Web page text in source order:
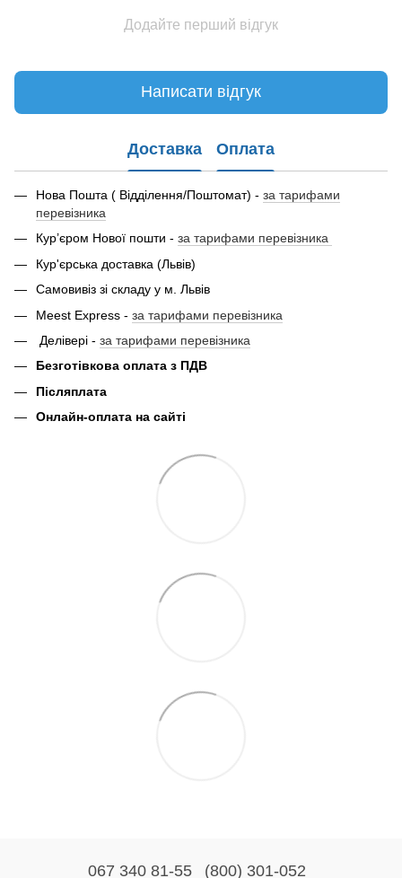
Додайте перший відгук
Написати відгук
Доставка Оплата
Нова Пошта ( Відділення/Поштомат) - за тарифами
перевізника
Кур’єром Нової пошти - за тарифами перевізника
Кур'єрська доставка (Львів)
Самовивіз зі складу у м. Львів
Meest Express - за тарифами перевізника
Делівері - за тарифами перевізника
Безготівкова оплата з ПДВ
Післяплата
Онлайн-оплата на сайті
067 340 81-55 (800) 301-052